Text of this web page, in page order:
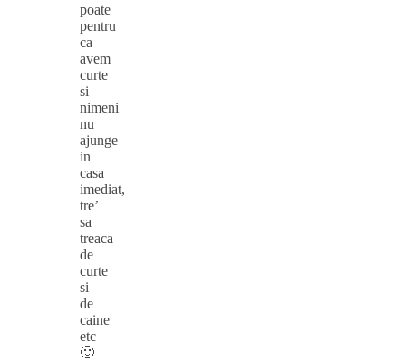
poate
pentru
ca
avem
curte
si
nimeni
nu
ajunge
in
casa
imediat,
tre’
sa
treaca
de
curte
si
de
caine
etc
🙂